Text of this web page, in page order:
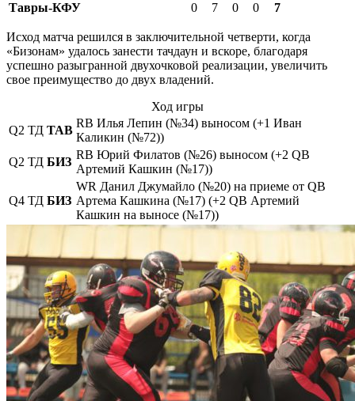
Тавры-КФУ
0 7 0 0 7
Исход матча решился в заключительной четверти, когда
«Бизонам» удалось занести тачдаун и вскоре, благодаря
успешно разыгранной двухочковой реализации, увеличить
свое преимущество до двух владений.
Ход игры
Q2 ТД ТАВ
RB Илья Лепин (№34) выносом (+1 Иван
Каликин (№72))
Q2 ТД БИЗ
RB Юрий Филатов (№26) выносом (+2 QB
Артемий Кашкин (№17))
Q4 ТД БИЗ
WR Данил Джумайло (№20) на приеме от QB
Артема Кашкина (№17) (+2 QB Артемий
Кашкин на выносе (№17))